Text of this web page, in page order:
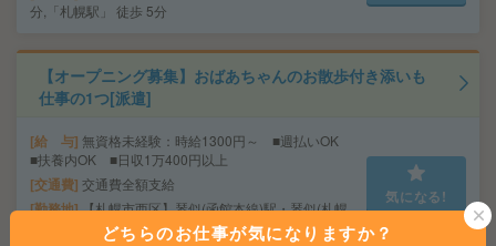
分,「札幌駅」 徒歩 5分
【オープニング募集】おばあちゃんのお散歩付き添いも
仕事の1つ[派遣]
給 与 無資格未経験：時給1300円～ ■週払いOK
■扶養内OK ■日収1万400円以上
交通費 交通費全額支給
勤務地 【札幌市西区】琴似(函館本線)駅・琴似(札幌
市営)駅・発寒駅・宮の沢駅・八軒駅など勤務地多数！
気になる!
どちらのお仕事が気になりますか？